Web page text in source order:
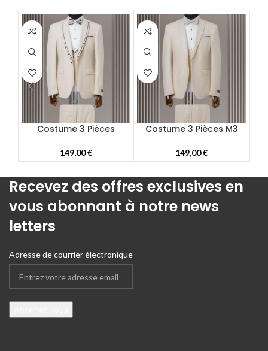
70
Costume 3 Pièces
149,00€
Costume 3 Pièces M3
149,00€
Recevez des offres exclusives en
vous abonnant à notre news
letters
Adresse de courrier électronique